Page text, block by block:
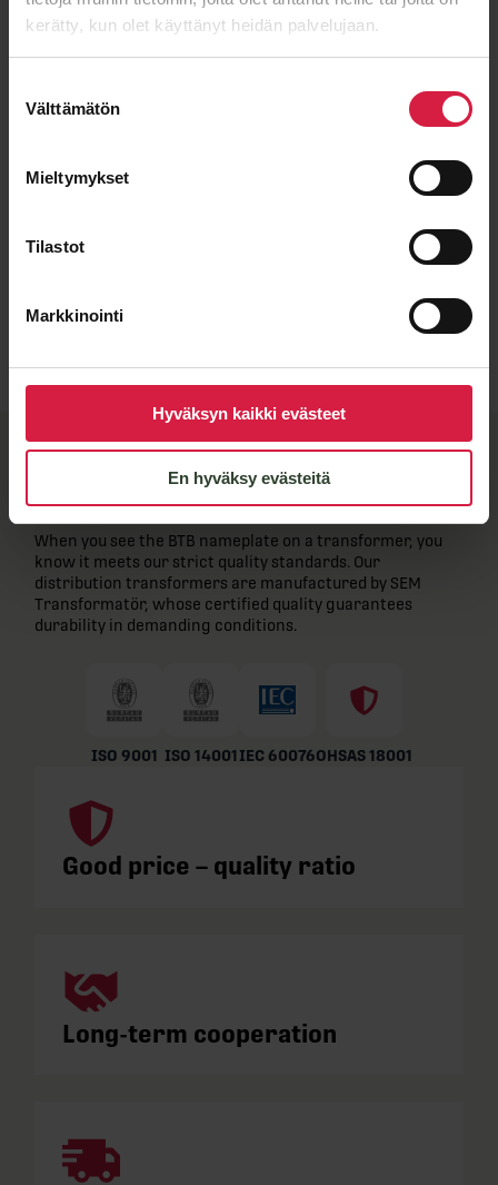
kerätty, kun olet käyttänyt heidän palvelujaan.
valinta
Välttämätön
Mieltymykset
Tilastot
Markkinointi
Hyväksyn kaikki evästeet
En hyväksy evästeitä
BTB quality and flexible
manufacturing partners
When you see the BTB nameplate on a transformer, you
know it meets our strict quality standards. Our
distribution transformers are manufactured by SEM
Transformatör, whose certified quality guarantees
durability in demanding conditions.
ISO 9001 ISO 14001IEC 60076OHSAS 18001
Good price – quality ratio
Long-term cooperation